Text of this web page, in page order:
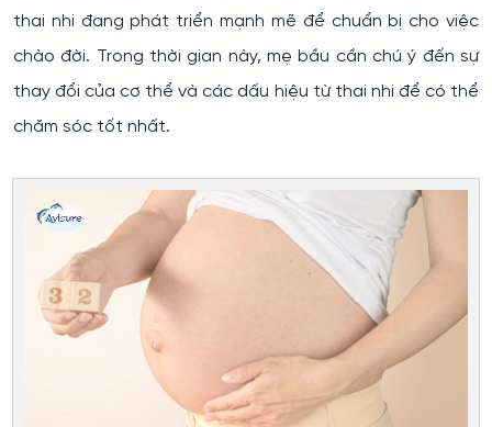
thai nhi đang phát triển mạnh mẽ để chuẩn bị cho việc
chào đời. Trong thời gian này, mẹ bầu cần chú ý đến sự
thay đổi của cơ thể và các dấu hiệu từ thai nhi để có thể
chăm sóc tốt nhất.